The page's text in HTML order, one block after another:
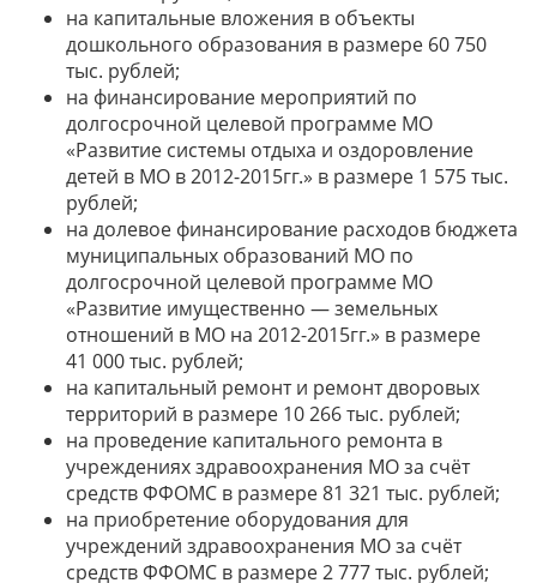
на капитальные вложения в объекты
дошкольного образования в размере 60 750
тыс. рублей;
на финансирование мероприятий по
долгосрочной целевой программе МО
«Развитие системы отдыха и оздоровление
детей в МО в 2012-2015гг.» в размере 1 575 тыс.
рублей;
на долевое финансирование расходов бюджета
муниципальных образований МО по
долгосрочной целевой программе МО
«Развитие имущественно — земельных
отношений в МО на 2012-2015гг.» в размере
41 000 тыс. рублей;
на капитальный ремонт и ремонт дворовых
территорий в размере 10 266 тыс. рублей;
на проведение капитального ремонта в
учреждениях здравоохранения МО за счёт
средств ФФОМС в размере 81 321 тыс. рублей;
на приобретение оборудования для
учреждений здравоохранения МО за счёт
средств ФФОМС в размере 2 777 тыс. рублей;